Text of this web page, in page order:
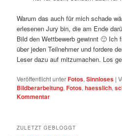
Warum das auch für mich schade
erlesenen Jury bin, die am Ende
Bild den Wettbewerb gewinnt 🙂 Ich
über jeden Teilnehmer und fordere
Leser dazu auf mitzumachen. Los
Veröffentlicht unterFotos,Sinnloses |
Bildberarbeitung,Fotos,haesslich,
Kommentar
ZULETZT GEBLOGGT